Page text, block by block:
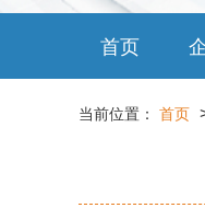
首页
当前位置： 首页